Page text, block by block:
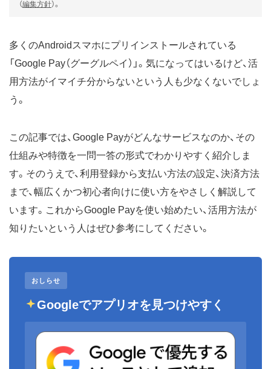
（編集方針）。
多くのAndroidスマホにプリインストールされている
「Google Pay（グーグルペイ）」。気になってはいるけど、活
用方法がイマイチ分からないという人も少なくないでしょ
う。
この記事では、Google Payがどんなサービスなのか、その
仕組みや特徴を一問一答の形式でわかりやすく紹介しま
す。そのうえで、利用登録から支払い方法の設定、決済方法
まで、幅広くかつ初心者向けに使い方をやさしく解説して
います。これからGoogle Payを使い始めたい、活用方法が
知りたいという人はぜひ参考にしてください。
おしらせ
Googleでアプリオを見つけやすく